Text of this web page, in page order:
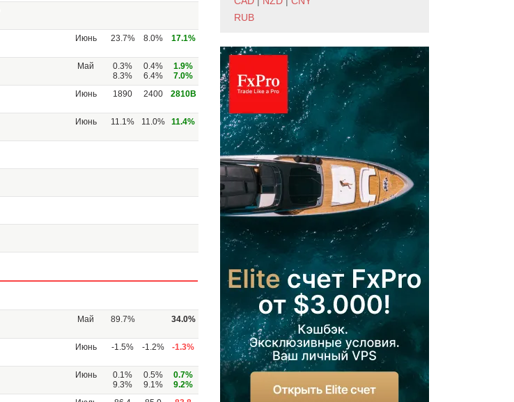
Июнь 23.7% 8.0% 17.1%
Май
0.3%
8.3%
0.4%
6.4%
1.9%
7.0%
Июнь 1890 2400 2810B
Июнь 11.1% 11.0% 11.4%
Май 89.7% 34.0%
Июнь -1.5% -1.2% -1.3%
Июнь
0.1%
9.3%
0.5%
9.1%
0.7%
9.2%
RUB